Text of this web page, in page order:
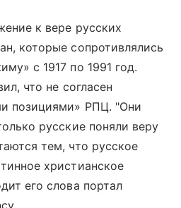
к вере русских
которые сопротивлялись
с 1917 по 1991 год.
что не согласен
позициями» РПЦ. "Они
русские поняли веру
тем, что русское
христианское
его слова портал